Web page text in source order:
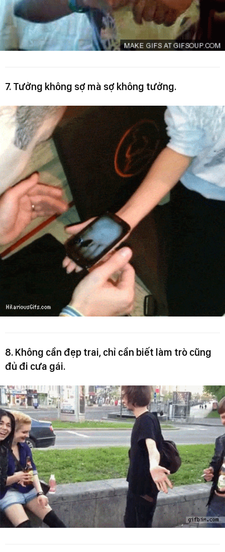
7. Tưởng không sợ mà sợ không tưởng.
8. Không cần đẹp trai, chỉ cần biết làm trò cũng
đủ đi cưa gái.